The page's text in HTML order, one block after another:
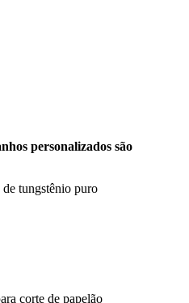
personalizados são
tungstênio puro